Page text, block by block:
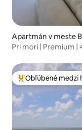
Apartmán v meste
Pri mori | Premium |
Najobľúbenejšie
Obľúbené medzi